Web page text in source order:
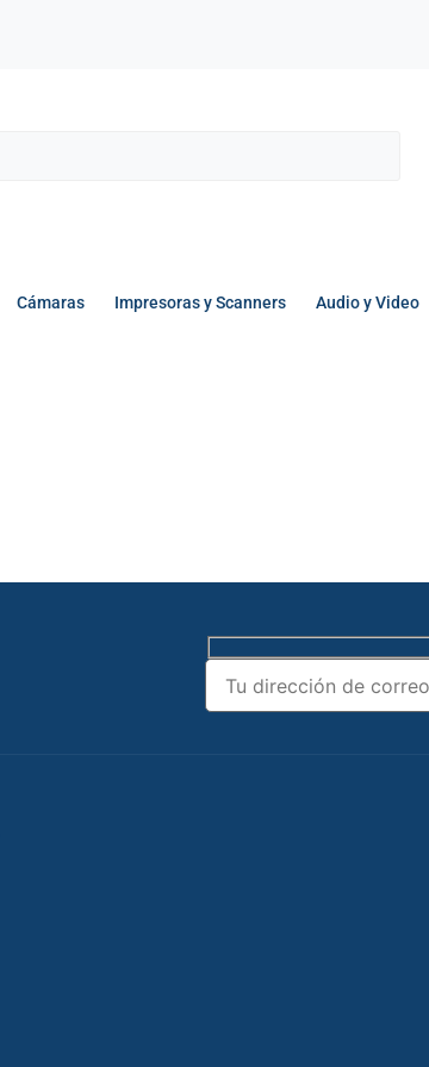
Cámaras Impresoras y Scanners Audio y Video